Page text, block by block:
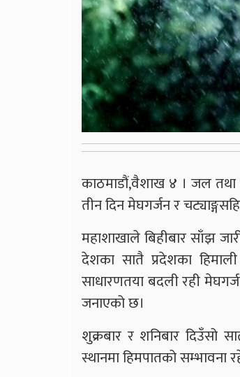
काठमाडौं,वैशाख ४ । जल तथा
तीन दिन मेघगर्जन र
महाशाखाले बिहीबार साँझ
देशका सातै प्रदेशका
साधारणतया बदली रही
जनाएको छ।
शुक्रबार र शनिबार दिउँसो
स्थानमा हिमपातको सम्भावना